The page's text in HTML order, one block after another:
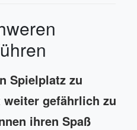
Spielplatz zu
gefährlich zu
ihren Spaß